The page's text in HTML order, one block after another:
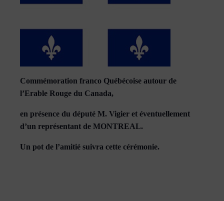
Commémoration franco Québécoise autour de
l’Erable Rouge du Canada,
en présence du député M. Vigier et éventuellement
d’un représentant de MONTREAL.
Un pot de l’amitié suivra cette cérémonie.